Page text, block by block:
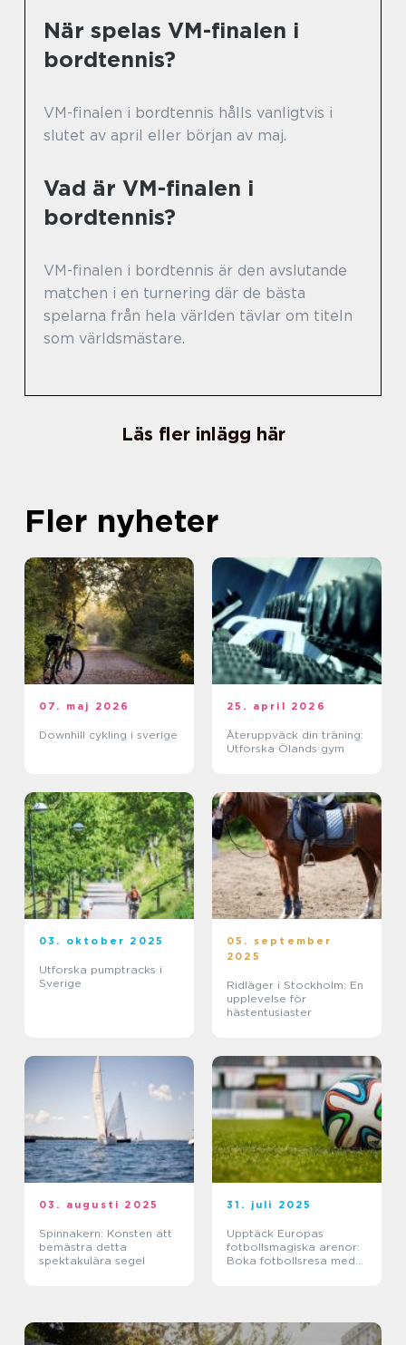
När spelas VM-finalen i
bordtennis?
VM-finalen i bordtennis hålls vanligtvis i
slutet av april eller början av maj.
Vad är VM-finalen i
bordtennis?
VM-finalen i bordtennis är den avslutande
matchen i en turnering där de bästa
spelarna från hela världen tävlar om titeln
som världsmästare.
Läs fler inlägg här
Fler nyheter
07. maj 2026
Downhill cykling i sverige
25. april 2026
Återuppväck din träning:
Utforska Ölands gym
03. oktober 2025
Utforska pumptracks i
Sverige
05. september
2025
Ridläger i Stockholm: En
upplevelse för
hästentusiaster
03. augusti 2025
Spinnakern: Konsten att
bemästra detta
spektakulära segel
31. juli 2025
Upptäck Europas
fotbollsmagiska arenor:
Boka fotbollsresa med